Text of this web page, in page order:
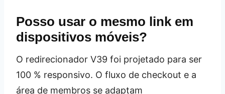
Posso usar o mesmo link em
dispositivos móveis?
O redirecionador V39 foi projetado para ser
100 % responsivo. O fluxo de checkout e a
área de membros se adaptam